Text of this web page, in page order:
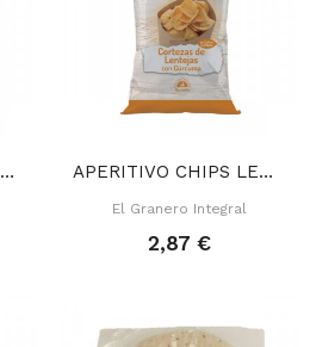
APERITIVO CHIPS GARBANZOS 80 GR APERITIVO CHIPS LENTEJA CÚRCUMA 65 GR
El Granero Integral
2,87 €